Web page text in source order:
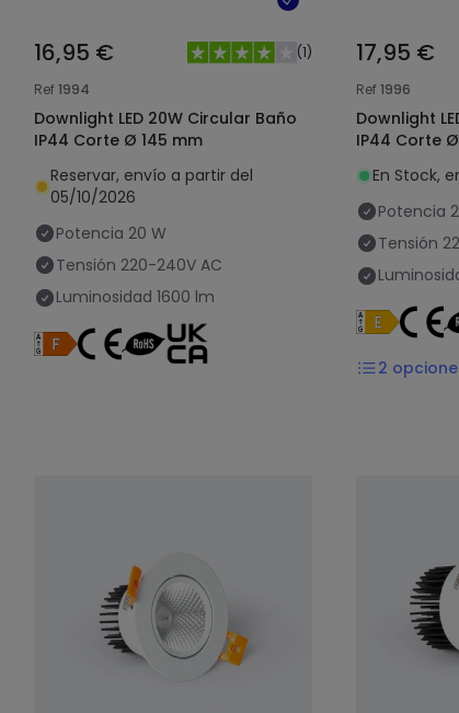
16,95 € (1)
Ref1994
Downlight LED 20W Circular Baño
IP44 Corte Ø 145 mm
Reservar, envío a partir del
05/10/2026
Potencia 20 W
Tensión 220-240V AC
Luminosidad 1600 lm
17,95 €
Ref1996
Downlight
IP44 Corte
En Stock,
Potencia
Tensión
2